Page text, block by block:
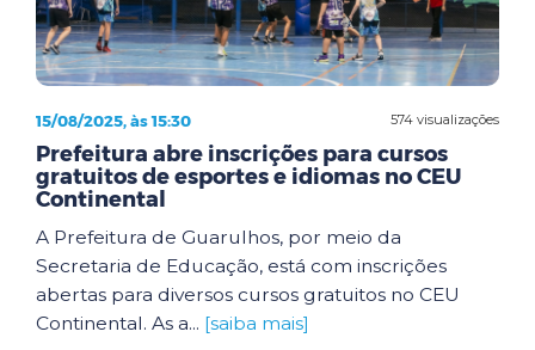
574 visualizações
15/08/2025, às 15:30
Prefeitura abre inscrições para cursos
gratuitos de esportes e idiomas no CEU
Continental
A Prefeitura de Guarulhos, por meio da
Secretaria de Educação, está com inscrições
abertas para diversos cursos gratuitos no CEU
Continental. As a... [saiba mais]